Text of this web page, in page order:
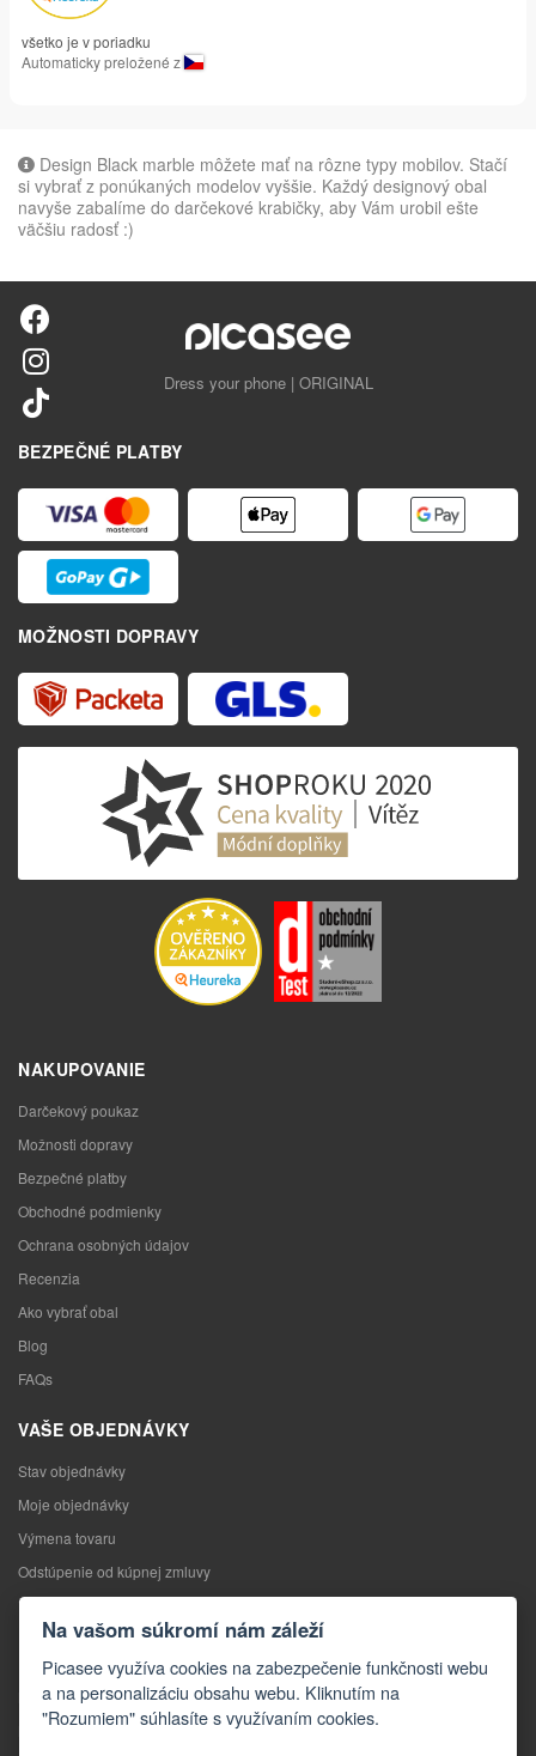
všetko je v poriadku
Automaticky preložené z
Design Black marble môžete mať na rôzne typy mobilov. Stačí
si vybrať z ponúkaných modelov vyššie. Každý designový obal
navyše zabalíme do darčekové krabičky, aby Vám urobil ešte
väčšiu radosť :)
Dress your phone | ORIGINAL
BEZPEČNÉ PLATBY
MOŽNOSTI DOPRAVY
NAKUPOVANIE
Darčekový poukaz
Možnosti dopravy
Bezpečné platby
Obchodné podmienky
Ochrana osobných údajov
Recenzia
Ako vybrať obal
Blog
FAQs
VAŠE OBJEDNÁVKY
Stav objednávky
Moje objednávky
Výmena tovaru
Odstúpenie od kúpnej zmluvy
Reklamácia
KONTAKTY
Kontakty
Kontaktný formulár
Na vašom súkromí nám záleží
Picasee využíva cookies na zabezpečenie funkčnosti webu
a na personalizáciu obsahu webu. Kliknutím na
"Rozumiem" súhlasíte s využívaním cookies.